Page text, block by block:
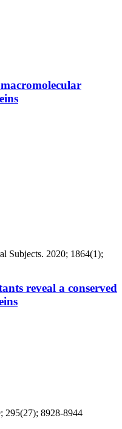
Subjects. 2020; 1864(1);
reveal a conserved
295(27); 8928-8944